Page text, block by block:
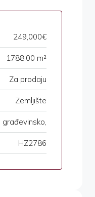
249,000€
1788.00 m²
Za prodaju
Zemljište
građevinsko,
HZ2786